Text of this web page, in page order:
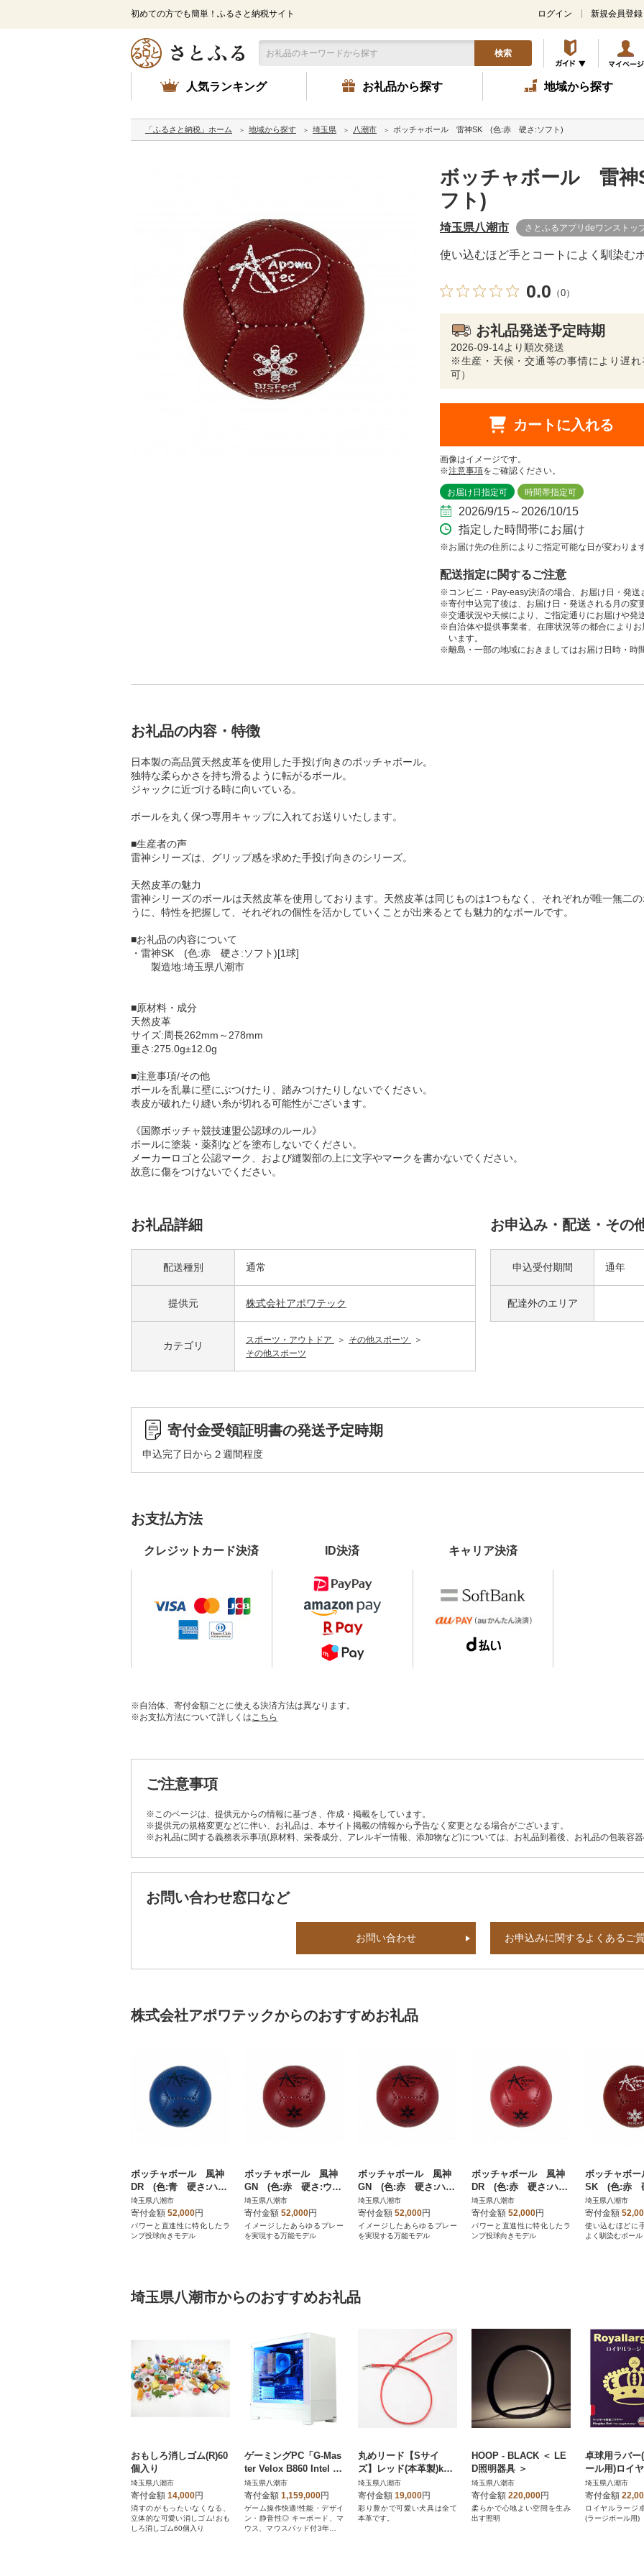
初めての方でも簡単！ふるさと納税サイト ログイン 新規会員登録
検索
人気ランキング お礼品から探す 地域から探す
「ふるさと納税」ホーム 地域から探す 埼玉県 八潮市 ボッチャボール 雷神SK (色:赤 硬さ:ソフト)
ボッチャボール 雷
フト)
埼玉県八潮市 さとふるアプリdeワンストッ
使い込むほど手とコートによく馴染む
0.0 （0）
お礼品発送予定時期
2026-09-14より順次発送
※生産・天候・交通等の事情により遅
可）
カートに入れる
画像はイメージです。
※注意事項をご確認ください。
お届け日指定可 時間帯指定可
2026/9/15～2026/10/15
指定した時間帯にお届け
※お届け先の住所によりご指定可能な日が変わりま
配送指定に関するご注意
※コンビニ・Pay-easy決済の場合、お届け日・発送
※寄付申込完了後は、お届け日・発送される月の変
※交通状況や天候により、ご指定通りにお届けや発
※自治体や提供事業者、在庫状況等の都合により
います。
※離島・一部の地域におきましてはお届け日時・時
お礼品の内容・特徴
日本製の高品質天然皮革を使用した手投げ向きのボッチャボール。
独特な柔らかさを持ち滑るように転がるボール。
ジャックに近づける時に向いている。
ボールを丸く保つ専用キャップに入れてお送りいたします。
■生産者の声
雷神シリーズは、グリップ感を求めた手投げ向きのシリーズ。
天然皮革の魅力
雷神シリーズのボールは天然皮革を使用しております。天然皮革は同じものは1つもなく、それぞれが唯一無二
うに、特性を把握して、それぞれの個性を活かしていくことが出来るとても魅力的なボールです。
■お礼品の内容について
・雷神SK (色:赤 硬さ:ソフト)[1球]
製造地:埼玉県八潮市
■原材料・成分
天然皮革
サイズ:周長262mm～278mm
重さ:275.0g±12.0g
■注意事項/その他
ボールを乱暴に壁にぶつけたり、踏みつけたりしないでください。
表皮が破れたり縫い糸が切れる可能性がございます。
《国際ボッチャ競技連盟公認球のルール》
ボールに塗装・薬剤などを塗布しないでください。
メーカーロゴと公認マーク、および縫製部の上に文字やマークを書かないでください。
故意に傷をつけないでください。
お礼品詳細
配送種別 通常
提供元 株式会社アポワテック
カテゴリ スポーツ・アウトドア
その他スポーツ
その他スポーツ
お申込み・配送・その
申込受付期間 通年
配達外のエリア
寄付金受領証明書の発送予定時期
申込完了日から２週間程度
お支払方法
クレジットカード決済 ID決済 キャリア決済
※自治体、寄付金額ごとに使える決済方法は異なります。
※お支払方法について詳しくはこちら
ご注意事項
※このページは、提供元からの情報に基づき、作成・掲載をしています。
※提供元の規格変更などに伴い、お礼品は、本サイト掲載の情報から予告なく変更となる場合がございます。
※お礼品に関する義務表示事項(原材料、栄養成分、アレルギー情報、添加物など)については、お礼品到着後、お礼品の包装容
お問い合わせ窓口など
お問い合わせ お申込みに関するよくあるご
株式会社アポワテックからのおすすめお礼品
ボッチャボール 風神
DR (色:青 硬さ:ハー
ド)
埼玉県八潮市
寄付金額 52,000円
パワーと直進性に特化したラ
ンプ投球向きモデル
ボッチャボール 風神
GN (色:赤 硬さ:ウル
トラソフト)
埼玉県八潮市
寄付金額 52,000円
イメージしたあらゆるプレー
を実現する万能モデル
ボッチャボール 風神
GN (色:赤 硬さ:ハー
ド)
埼玉県八潮市
寄付金額 52,000円
イメージしたあらゆるプレー
を実現する万能モデル
ボッチャボール 風神
DR (色:赤 硬さ:ハー
ド)
埼玉県八潮市
寄付金額 52,000円
パワーと直進性に特化したラ
ンプ投球向きモデル
ボッチャボ
SK (色:赤
ィアムソフト)
埼玉県八潮市
寄付金額
使い込むほどに
よく馴染むボール
埼玉県八潮市からのおすすめお礼品
おもしろ消しゴム(R)60
個入り
埼玉県八潮市
寄付金額 14,000円
消すのがもったいなくなる、
立体的な可愛い消しゴム!おも
しろ消しゴム60個入り
ゲーミングPC「G-Mas
ter Velox B860 Intel E
dition FS」
埼玉県八潮市
寄付金額 1,159,000円
ゲーム操作快適!性能・デザイ
ン・静音性◎ キーボード、マ
ウス、マウスパッド付3年保証
丸めリード【Sサイ
ズ】レッド(本革製)kaz
ama premium
埼玉県八潮市
寄付金額 19,000円
彩り豊かで可愛い犬具は全て
本革です。
HOOP - BLACK ＜ LE
D照明器具 ＞
埼玉県八潮市
寄付金額 220,000円
柔らかで心地よい空間を生み
出す照明
卓球用ラバー
ール用)ロイ
ジ 赤 / 厚
埼玉県八潮市
寄付金額
ロイヤルラージ
(ラージボール用)